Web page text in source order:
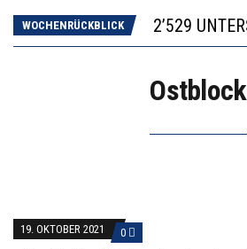
WOCHENRÜCKBLICK
Ostblock
19. OKTOBER 2021 0